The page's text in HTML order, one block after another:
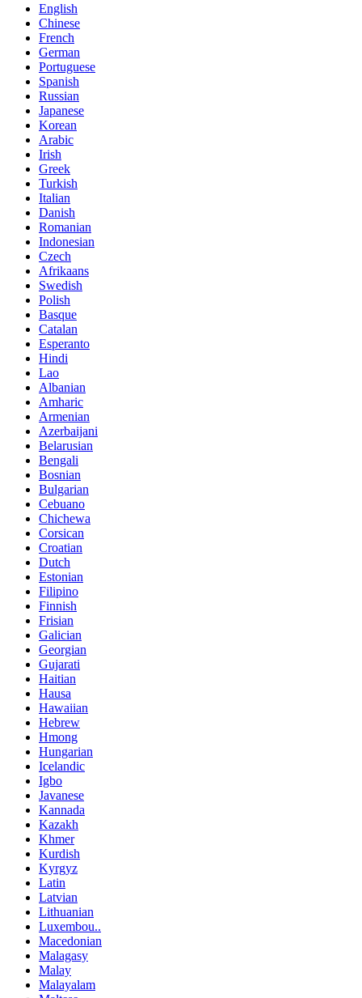
English
Chinese
French
German
Portuguese
Spanish
Russian
Japanese
Korean
Arabic
Irish
Greek
Turkish
Italian
Danish
Romanian
Indonesian
Czech
Afrikaans
Swedish
Polish
Basque
Catalan
Esperanto
Hindi
Lao
Albanian
Amharic
Armenian
Azerbaijani
Belarusian
Bengali
Bosnian
Bulgarian
Cebuano
Chichewa
Corsican
Croatian
Dutch
Estonian
Filipino
Finnish
Frisian
Galician
Georgian
Gujarati
Haitian
Hausa
Hawaiian
Hebrew
Hmong
Hungarian
Icelandic
Igbo
Javanese
Kannada
Kazakh
Khmer
Kurdish
Kyrgyz
Latin
Latvian
Lithuanian
Luxembou..
Macedonian
Malagasy
Malay
Malayalam